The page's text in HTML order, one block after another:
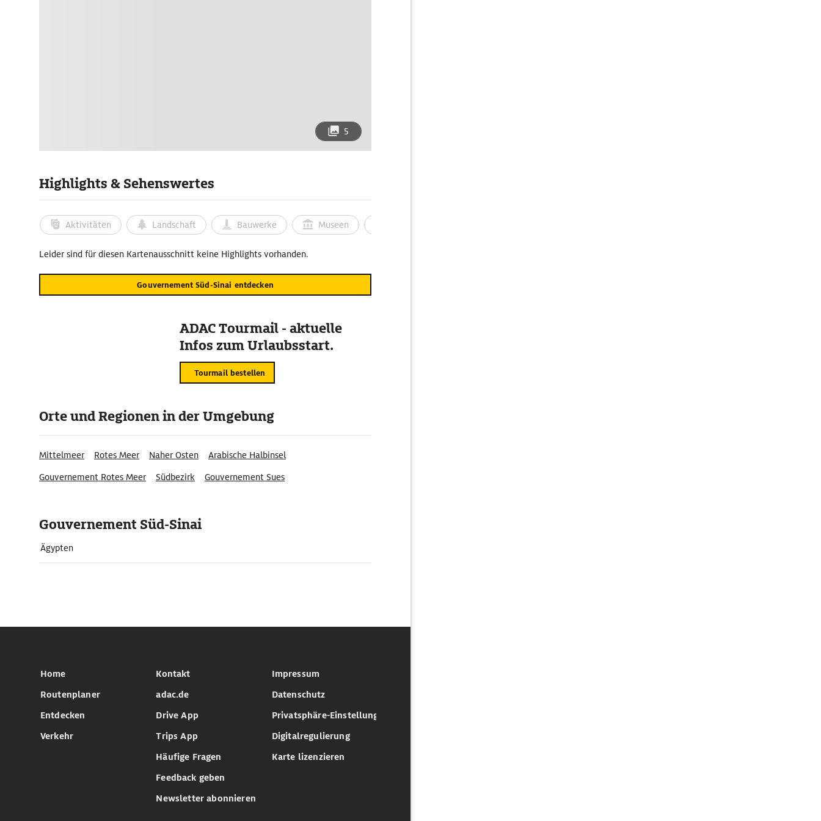
5
Highlights & Sehenswertes
Aktivitäten Landschaft Bauwerke Museen
Leider sind für diesen Kartenausschnitt keine Highlights vorhanden.
Gouvernement Süd-Sinai entdecken
ADAC Tourmail - aktuelle
Infos zum Urlaubsstart.
Tourmail bestellen
Orte und Regionen in der Umgebung
Mittelmeer Rotes Meer Naher Osten
Arabische Halbinsel
Gouvernement Rotes Meer
Südbezirk Gouvernement Sues
Gouvernement Süd-Sinai
Ägypten
Home
Routenplaner
Entdecken
Verkehr
Kontakt
adac.de
Drive App
Trips App
Häufige Fragen
Feedback geben
Newsletter abonnieren
Impressum
Datenschutz
Privatsphäre-Einstellungen
Digitalregulierung
Karte lizenzieren